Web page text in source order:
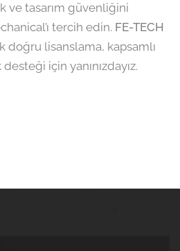
ve tasarım güvenliğini
tercih edin. FE-TECH
doğru lisanslama, kapsamlı
için yanınızdayız.